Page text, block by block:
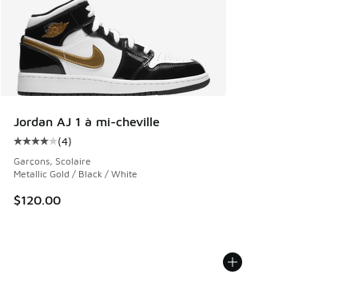
Jordan AJ 1 à mi-cheville
Cote moyenne du client - [4 sur 5 étoiles], 4 commentaires
(4)
Garçons, Scolaire
Metallic Gold / Black / White
$120.00